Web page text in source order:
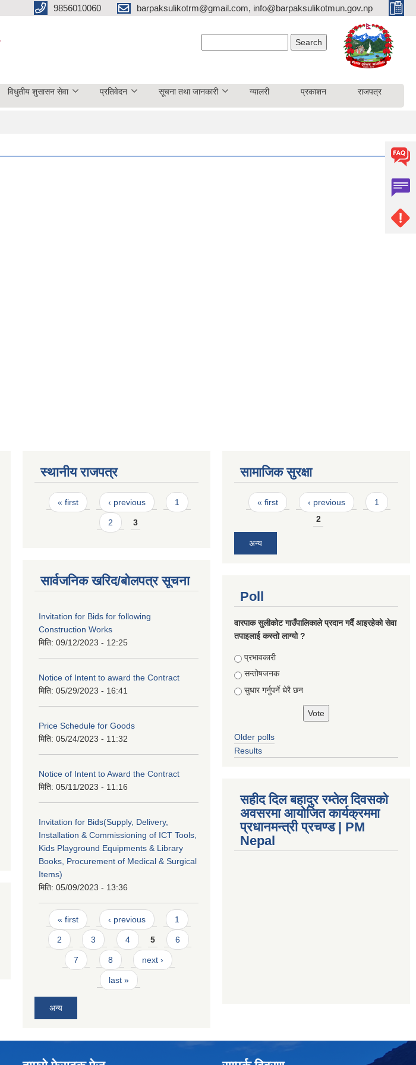
9856010060 barpaksulikotrm@gmail.com, info@barpaksulikotmun.gov.np
विधुतीय शुसासन सेवा प्रतिवेदन सूचना तथा जानकारी ग्यालरी प्रकाशन राजपत्र
स्थानीय राजपत्र
Pages
« first ‹ previous 1
2 3
सार्वजनिक खरिद/बोलपत्र सूचना
Invitation for Bids for following
Construction Works
मिति: 09/12/2023 - 12:25
Notice of Intent to award the Contract
मिति: 05/29/2023 - 16:41
Price Schedule for Goods
मिति: 05/24/2023 - 11:32
Notice of Intent to Award the Contract
मिति: 05/11/2023 - 11:16
Invitation for Bids(Supply, Delivery,
Installation & Commissioning of ICT Tools,
Kids Playground Equipments & Library
Books, Procurement of Medical & Surgical
Items)
मिति: 05/09/2023 - 13:36
Pages
« first ‹ previous 1
2 3 4 5 6
7 8 next ›
last »
अन्य
सामाजिक सुरक्षा
Pages
« first ‹ previous
1
2
अन्य
Poll
वारपाक सुलीकोट गाउँपालिकाले प्रदान गर्दै आइरहेको सेवा
तपाइलाई कस्तो लाग्यो ?
Choices
प्रभावकारी
सन्तोषजनक
सुधार गर्नुपर्ने धेरै छन
Older polls
Results
सहीद दिल बहादुर रम्तेल दिवसको
अवसरमा आयोजित कार्यक्रममा
प्रधानमन्त्री प्रचण्ड | PM
Nepal